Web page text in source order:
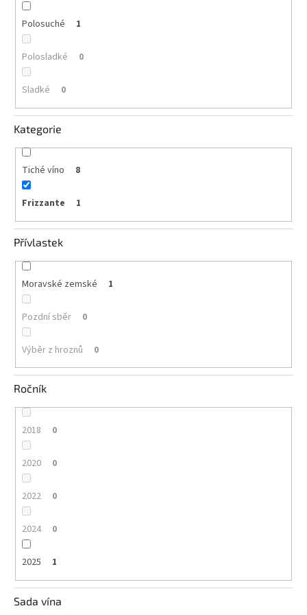
Polosuché 1
Polosladké 0
Sladké 0
Kategorie
Tiché víno 8
Frizzante 1
Přívlastek
Moravské zemské 1
Pozdní sběr 0
Výběr z hroznů 0
Ročník
2018 0
2020 0
2022 0
2024 0
2025 1
Sada vína